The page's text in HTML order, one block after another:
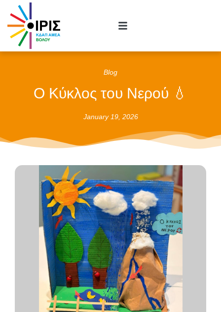
Blog
Ο Κύκλος του Νερού 💧
January 19, 2026